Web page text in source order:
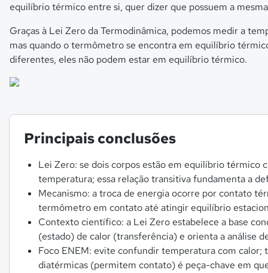
equilíbrio térmico entre si, quer dizer que possuem a
Graças à Lei Zero da Termodinâmica, podemos medir a
mas quando o termômetro se encontra em equilíbrio
diferentes, eles não podem estar em equilíbrio térmico.
Principais conclusões
Lei Zero: se dois corpos estão em equilíbrio
temperatura; essa relação transitiva fundamenta a
Mecanismo: a troca de energia ocorre por contato
termômetro em contato até atingir equilíbrio
Contexto científico: a Lei Zero estabelece a base
(estado) de calor (transferência) e orienta a análise
Foco ENEM: evite confundir temperatura com
diatérmicas (permitem contato) é peça-chave em